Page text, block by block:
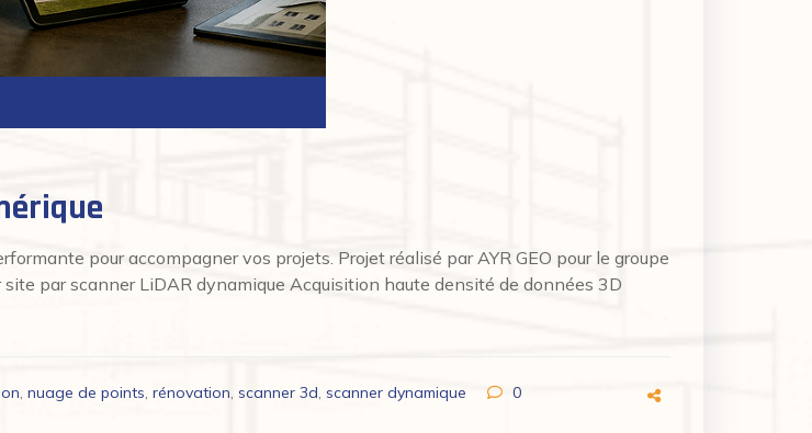
pour accompagner vos projets. Projet réalisé par AYR GEO pour le groupe
par scanner LiDAR dynamique Acquisition haute densité de données 3D
, nuage de points, rénovation, scanner 3d, scanner dynamique
0